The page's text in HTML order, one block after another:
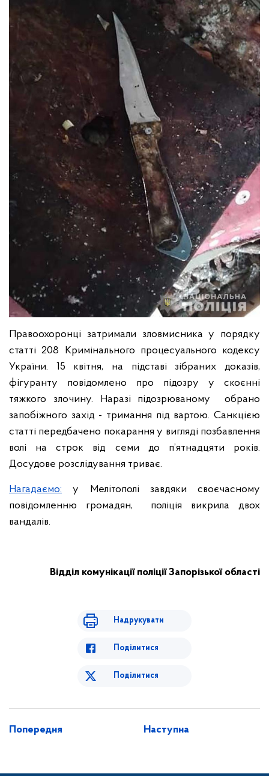
Правоохоронці затримали зловмисника у порядку
статті 208 Кримінального процесуального кодексу
України. 15 квітня, на підставі зібраних доказів,
фігуранту повідомлено про підозру у скоєнні
тяжкого злочину. Наразі підозрюваному обрано
запобіжного захід - тримання під вартою. Санкцією
статті передбачено покарання у вигляді позбавлення
волі на строк від семи до п’ятнадцяти років.
Досудове розслідування триває.
Нагадаємо: у Мелітополі завдяки своєчасному
повідомленню громадян, поліція викрила двох
вандалів.
Відділ комунікації поліції Запорізької області
Надрукувати
Поділитися
Поділитися
Попередня Наступна